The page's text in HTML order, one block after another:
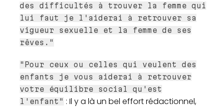
des difficultés à trouver la femme qui
lui faut je l'aiderai à retrouver sa
vigueur sexuelle et la femme de ses
rêves."
"Pour ceux ou celles qui veulent des
enfants je vous aiderai à retrouver
votre équilibre social qu'est
l'enfant" : Il y a là un bel effort rédactionnel,